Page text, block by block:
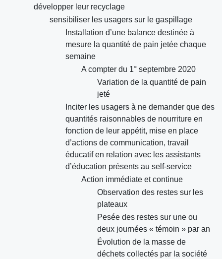
développer leur recyclage
sensibiliser les usagers sur le gaspillage
Installation d’une balance destinée à
mesure la quantité de pain jetée chaque
semaine
A compter du 1° septembre 2020
Variation de la quantité de pain
jeté
Inciter les usagers à ne demander que des
quantités raisonnables de nourriture en
fonction de leur appétit, mise en place
d’actions de communication, travail
éducatif en relation avec les assistants
d’éducation présents au self-service
Action immédiate et continue
Observation des restes sur les
plateaux
Pesée des restes sur une ou
deux journées « témoin » par an
Évolution de la masse de
déchets collectés par la société